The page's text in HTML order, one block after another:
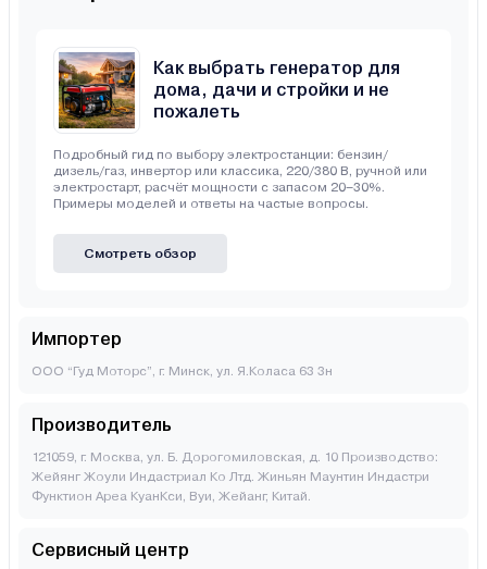
Как выбрать генератор для
дома, дачи и стройки и не
пожалеть
Подробный гид по выбору электростанции: бензин/
дизель/газ, инвертор или классика, 220/380 В, ручной или
электростарт, расчёт мощности с запасом 20–30%.
Примеры моделей и ответы на частые вопросы.
Смотреть обзор
Импортер
ООО “Гуд Моторс”, г. Минск, ул. Я.Коласа 63 3н
Производитель
121059, г. Москва, ул. Б. Дорогомиловская, д. 10 Производство:
Жейянг Жоули Индастриал Ко Лтд. Жиньян Маунтин Индастри
Функтион Ареа КуанКси, Вуи, Жейанг, Китай.
Сервисный центр